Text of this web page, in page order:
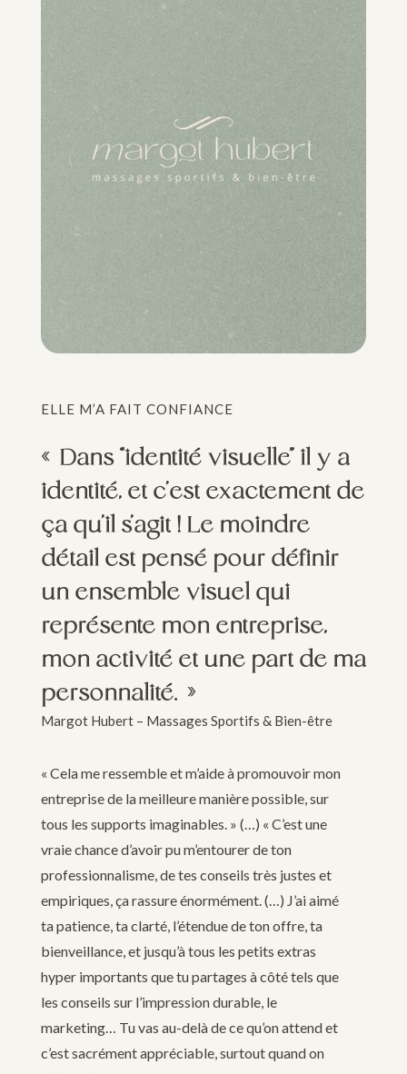
ELLE M’A FAIT CONFIANCE
« Dans “identité visuelle” il y a
identité, et c’est exactement de
ça qu’il s’agit ! Le moindre
détail est pensé pour définir
un ensemble visuel qui
représente mon entreprise,
mon activité et une part de ma
personnalité. »
Margot Hubert – Massages Sportifs & Bien-être
« Cela me ressemble et m’aide à promouvoir mon
entreprise de la meilleure manière possible, sur
tous les supports imaginables. » (…) « C’est une
vraie chance d’avoir pu m’entourer de ton
professionnalisme, de tes conseils très justes et
empiriques, ça rassure énormément. (…) J’ai aimé
ta patience, ta clarté, l’étendue de ton offre, ta
bienveillance, et jusqu’à tous les petits extras
hyper importants que tu partages à côté tels que
les conseils sur l’impression durable, le
marketing… Tu vas au-delà de ce qu’on attend et
c’est sacrément appréciable, surtout quand on